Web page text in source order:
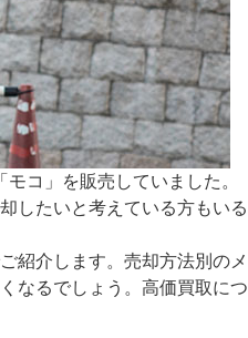
コ」を販売していました。
したいと考えている方もいる
紹介します。売却方法別のメ
なるでしょう。高価買取につ